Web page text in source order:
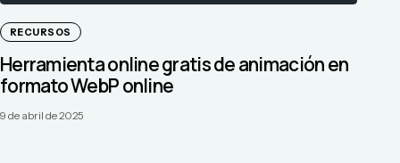
RECURSOS
Herramienta online gratis de animación en
formato WebP online
9 de abril de 2025